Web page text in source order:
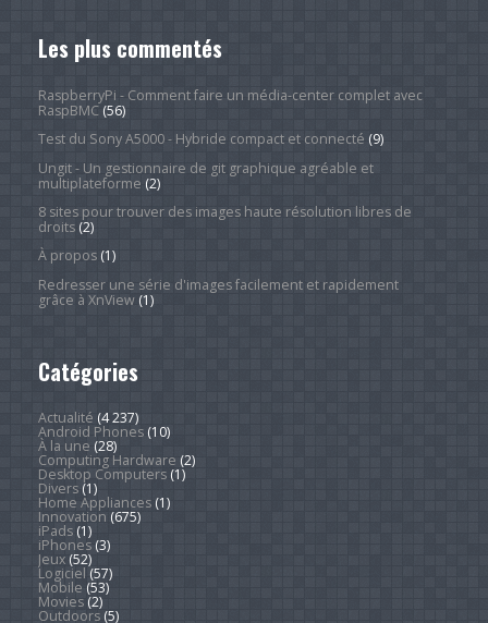
Les plus commentés
RaspberryPi - Comment faire un média-center complet avec
RaspBMC(56)
Test du Sony A5000 - Hybride compact et connecté (9)
Ungit - Un gestionnaire de git graphique agréable et
multiplateforme (2)
8 sites pour trouver des images haute résolution libres de
droits(2)
À propos(1)
Redresser une série d'images facilement et rapidement
grâce à XnView(1)
Catégories
Actualité (4 237)
Android Phones(10)
À la une (28)
Computing Hardware (2)
Desktop Computers(1)
Divers(1)
Home Appliances(1)
Innovation (675)
iPads(1)
iPhones(3)
Jeux(52)
Logiciel (57)
Mobile (53)
Movies(2)
Outdoors(5)